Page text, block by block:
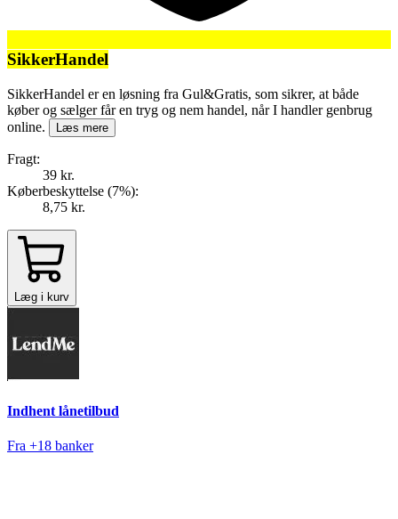
SikkerHandel
SikkerHandel er en løsning fra Gul&Gratis, som sikrer, at både
køber og sælger får en tryg og nem handel, når I handler genbrug
online.
Læs mere
Fragt:
39 kr.
Køberbeskyttelse (7%):
8,75 kr.
Læg i kurv
Indhent lånetilbud
Fra +18 banker